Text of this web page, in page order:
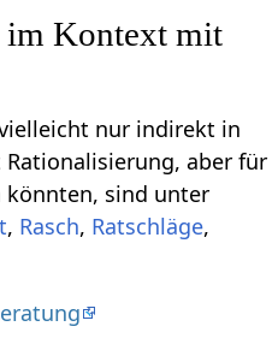
im Kontext mit
nur indirekt in
aber für
könnten, sind unter
, , Ratschläge,